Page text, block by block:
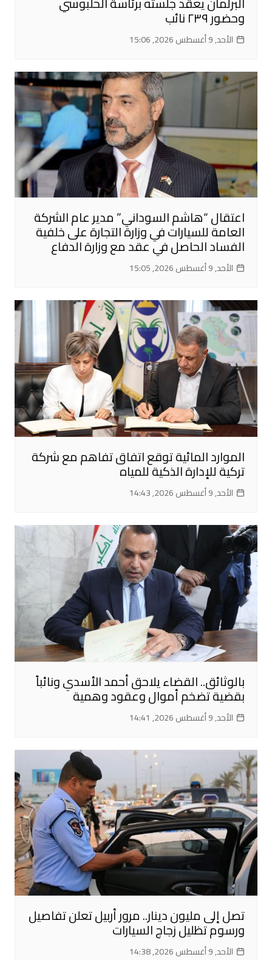
وحضور ٢٣٩ نائب
الأحد, 9 أغسطس 2026, 15:06
اعتقال “هاشم السوداني” مدير عام الشركة
العامة للسيارات في وزارة التجارة على خلفية
الفساد الحاصل في عقد مع وزارة الدفاع
الأحد, 9 أغسطس 2026, 15:05
الموارد المائية توقع اتفاق تفاهم مع شركة
تركية للإدارة الذكية للمياه
الأحد, 9 أغسطس 2026, 14:43
بالوثائق.. القضاء يلاحق أحمد الأسدي ونائباً
بقضية تضخم أموال وعقود وهمية
الأحد, 9 أغسطس 2026, 14:41
تصل إلى مليون دينار.. مرور أربيل تعلن تفاصيل
ورسوم تظليل زجاج السيارات
الأحد, 9 أغسطس 2026, 14:38